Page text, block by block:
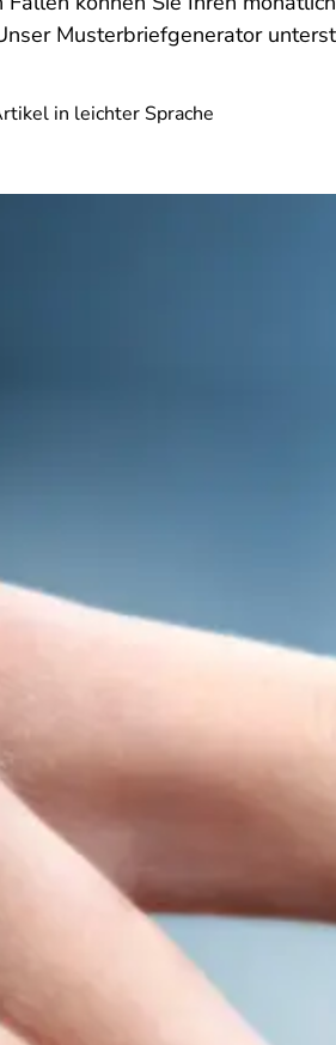
Musterbriefgenerator
in leichter Sprache